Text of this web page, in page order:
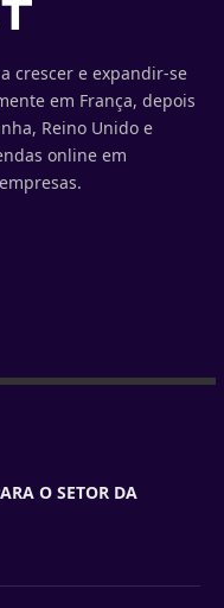
crescer e expandir-se
em França, depois
Reino Unido e
online em
O SETOR DA